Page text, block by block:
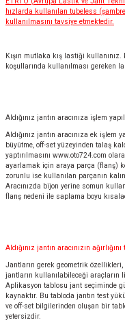
hızlarda kullanılan tubeless
kullanılmasını tavsiye etmektedir.
Kışın mutlaka kış lastiği
koşullarında kullanılması gereken
Aldığınız jantın aracınıza işlem
Aldığınız jantın aracınıza ek işlem
büyütme, off-set yüzeyinden talaş
yaptırılmasını www.oto724.com
ayarlamak için araya parça (flanş)
zorunlu ise kullanılan parçanın
Aracınızda bijon yerine somun
flanş nedeni ile saplama boyu
Aldığınız jantın aracınızın
Jantların gerek geometrik özellikleri,
jantların kullanılabileceği araçların
Aplikasyon tablosu jant seçiminde
kaynaktır. Bu tabloda jantın test
ve off-set bilgilerinden oluşan bir
yetersizdir.